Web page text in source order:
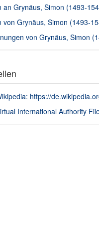
an Grynäus, Simon (1493-
von Grynäus, Simon (1493-
von Grynäus, Simon
https://
International Authority